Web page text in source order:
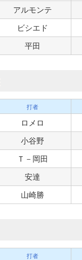
アルモンテ
ビシエド
平田
打者
ロメロ
小谷野
Ｔ－岡田
安達
山崎勝
打者